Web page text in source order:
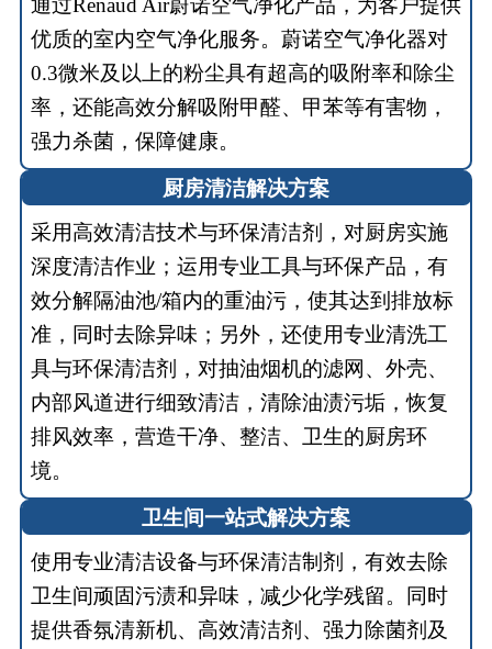
通过Renaud Air蔚诺空气净化产品，为客户提供
优质的室内空气净化服务。蔚诺空气净化器对
0.3微米及以上的粉尘具有超高的吸附率和除尘
率，还能高效分解吸附甲醛、甲苯等有害物，
强力杀菌，保障健康。
厨房清洁解决方案
采用高效清洁技术与环保清洁剂，对厨房实施
深度清洁作业；运用专业工具与环保产品，有
效分解隔油池/箱内的重油污，使其达到排放标
准，同时去除异味；另外，还使用专业清洗工
具与环保清洁剂，对抽油烟机的滤网、外壳、
内部风道进行细致清洁，清除油渍污垢，恢复
排风效率，营造干净、整洁、卫生的厨房环
境。
卫生间一站式解决方案
使用专业清洁设备与环保清洁制剂，有效去除
卫生间顽固污渍和异味，减少化学残留。同时
提供香氛清新机、高效清洁剂、强力除菌剂及